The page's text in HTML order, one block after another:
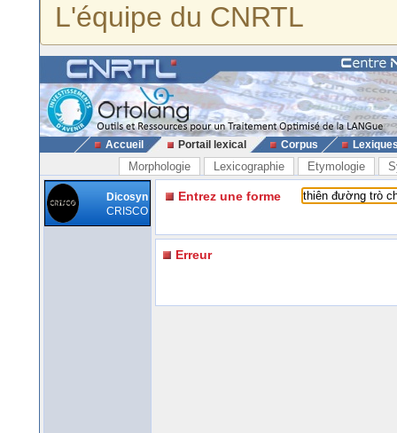
L'équipe du CNRTL
Accueil Portail lexical Corpus
Morphologie Lexicographie Etymologie
Dicosyn
CRISCO
Entrez une forme
Erreur